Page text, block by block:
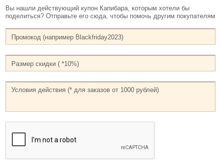
Вы нашли действующий купон Капибара, которым хотели бы
поделиться? Отправьте его сюда, чтобы помочь другим покупателям